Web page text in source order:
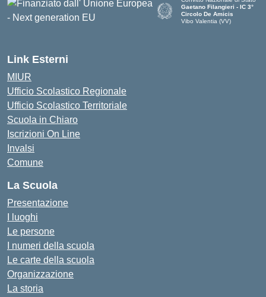
Gaetano Filangieri - IC 3°
Circolo De Amicis
Vibo Valentia (VV)
Link Esterni
MIUR
Ufficio Scolastico Regionale
Ufficio Scolastico Territoriale
Scuola in Chiaro
Iscrizioni On Line
Invalsi
Comune
La Scuola
Presentazione
I luoghi
Le persone
I numeri della scuola
Le carte della scuola
Organizzazione
La storia